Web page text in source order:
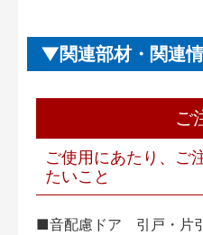
関連部材・関連
ご
ご使用にあたり、ご
たいこと
■音配慮ドア 引戸・片引